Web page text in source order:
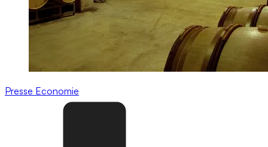
Presse Economie